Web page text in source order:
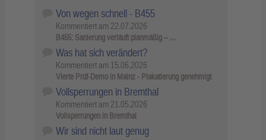
Von wegen schnell - B455
Kommentiert am 22.07.2026
B455: Sanierung verläuft planmäßig – …
Was hat sich verändert?
Kommentiert am 15.06.2026
Vierte Prüf-Demo in Mainz - Plakatierung genehmigt
Vollsperrungen in Bremthal
Kommentiert am 21.05.2026
Vollsperrungen in Bremthal
Wir sind nicht laut genug